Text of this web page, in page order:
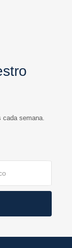
semana.